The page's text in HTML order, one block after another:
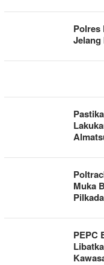
Polres
Jelang
Muka
PEPC